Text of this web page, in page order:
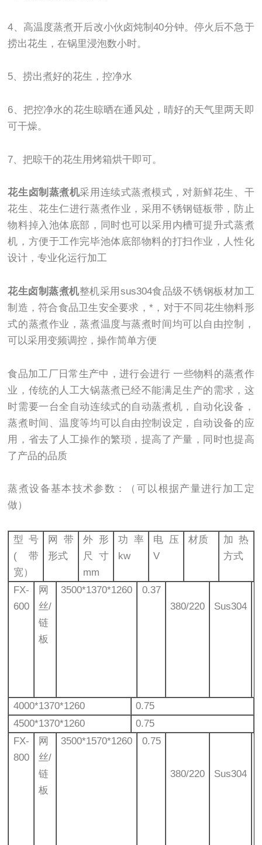
4、高温度蒸煮开后改小伙卤炖制40分钟。停火后不急于
捞出花生，在锅里浸泡数小时。
5、捞出煮好的花生，控净水
6、把控净水的花生晾晒在通风处，晴好的天气里两天即
可干燥。
7、把晾干的花生用烤箱烘干即可。
花生卤制蒸煮机采用连续式蒸煮模式，对新鲜花生、干
花生、花生仁进行蒸煮作业，采用不锈钢链板带，防止
物料掉入池体底部，同时也可以采用内槽可提升式蒸煮
机，方便于工作完毕池体底部物料的打扫作业，人性化
设计，专业化运行加工
花生卤制蒸煮机整机采用sus304食品级不锈钢板材加工
制造，符合食品卫生安全要求，*，对于不同花生物料形
式的蒸煮作业，蒸煮温度与蒸煮时间均可以自由控制，
可以采用变频调控，操作简单方便
食品加工厂日常生产中，进行会进行 一些物料的蒸煮作
业，传统的人工大锅蒸煮已经不能满足生产的需求，这
时需要一台全自动连续式的自动蒸煮机，自动化设备，
蒸煮时间、温度等均可以自由控制设定，自动设备的应
用，省去了人工操作的繁琐，提高了产量，同时也提高
了产品的品质
蒸煮设备基本技术参数：（可以根据产量进行加工定
做）
型号
(带
宽）
网带
形式
外形
尺寸
mm
功率
kw
电压
V
材质
加热
方式
FX-
600
网
丝/
链
板
3500*1370*1260
0.37
380/220
Sus304
4000*1370*1260
0.75
4500*1370*1260
0.75
FX-
800
网
丝/
链
板
3500*1570*1260 0.75
380/220 Sus304